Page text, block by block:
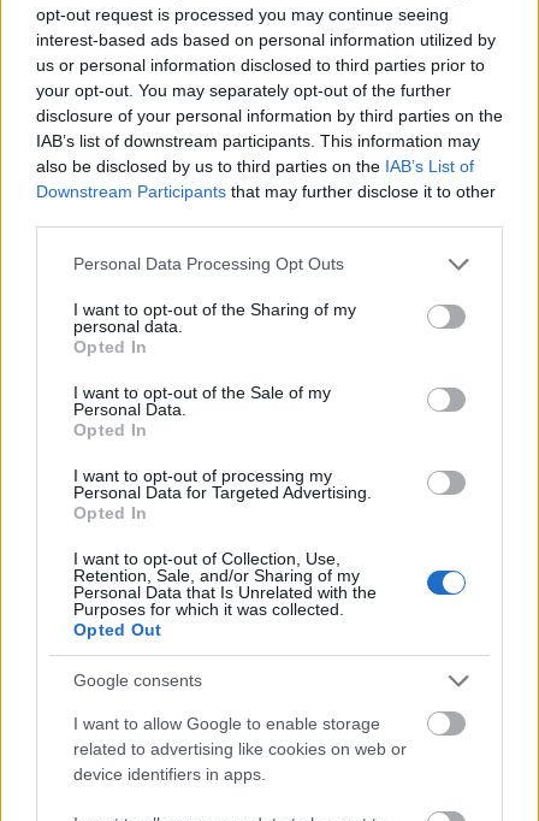
opt-out request is processed you may continue seeing
interest-based ads based on personal information utilized by
us or personal information disclosed to third parties prior to
your opt-out. You may separately opt-out of the further
disclosure of your personal information by third parties on the
IAB’s list of downstream participants. This information may
also be disclosed by us to third parties on the IAB’s List of
Downstream Participants that may further disclose it to other
Please note that this website/app uses one or more Google
not limited to your visit or usage behaviour. You may click to
grant or deny consent to Google and its third-party tags to
use your data for below specified purposes in below Google
consent section.
Personal Data Processing Opt Outs
I want to opt-out of the Sharing of my
personal data.
Opted In
I want to opt-out of the Sale of my
Personal Data.
Opted In
I want to opt-out of processing my
Personal Data for Targeted Advertising.
Opted In
I want to opt-out of Collection, Use,
Retention, Sale, and/or Sharing of my
Personal Data that Is Unrelated with the
Purposes for which it was collected.
Opted Out
Google consents
I want to allow Google to enable storage
related to advertising like cookies on web or
device identifiers in apps.
Papp Dávid, Huszár Kristóf, Dékány Anett. Fotó:
Dust On a ShelfAnett és Dávid egyik korai
összeállni, ezért egy időre félretették. „Ez jót tett a
számnak, mert hosszú pihentetés után előszedtük a
koncertekre, ahol újra megszerettük, és be is tudtuk
fejezni. Az album befejezése előtt csináltunk egy
olyan stúdiós napot, ahol feljátszottuk az összes
számot, ahogy koncerteken is játszanánk, aztán
ezekkel a felvételekkel egészítettük ki, alakítottuk
tovább a demókat végleges formájukra. A szám
kapott egy „fakeout” intrót is, ami passzol a szöveg
tematikájába. Ez az egyik legenergikusabb és „ami a
csövön kifér” számunk, jó bevezetőnek találtuk az
album anyagához” – mondta a trió.